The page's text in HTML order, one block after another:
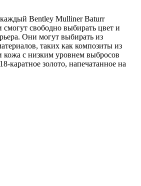
каждый Bentley Mulliner Baturr
свободно выбирать цвет и
Они могут выбирать из
таких как композиты из
кожа с низким уровнем выбросов
каратное золото, напечатанное на